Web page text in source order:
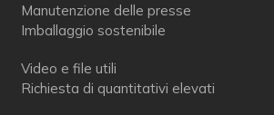
Manutenzione delle presse
Imballaggio sostenibile
Video e file utili
Richiesta di quantitativi elevati